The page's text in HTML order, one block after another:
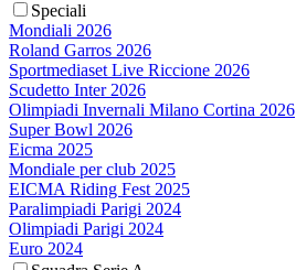
Speciali
Mondiali 2026
Roland Garros 2026
Sportmediaset Live Riccione 2026
Scudetto Inter 2026
Olimpiadi Invernali Milano Cortina 2026
Super Bowl 2026
Eicma 2025
Mondiale per club 2025
EICMA Riding Fest 2025
Paralimpiadi Parigi 2024
Olimpiadi Parigi 2024
Euro 2024